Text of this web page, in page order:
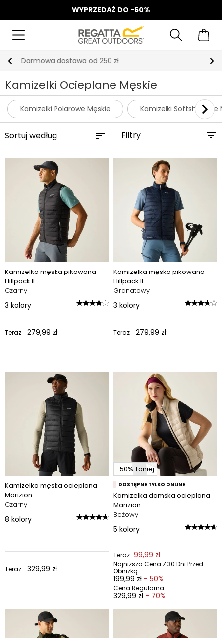
WYPRZEDAŻ DO -60%
Odbierz 15%, za zapis do Newslettera*
Kamizelki Ocieplane Męskie
Kamizelki Polarowe Męskie Kamizelki Softshellowe
Filtry
Kamizelka męska pikowana
Hillpack II
Czarny
3 kolory
Teraz 279,99 zł
Kamizelka męska pikowana
Hillpack II
Granatowy
3 kolory
Teraz 279,99 zł
Kamizelka męska ocieplana
Marizion
Czarny
8 kolory
Teraz 329,99 zł
-50% Taniej
DOSTĘPNE TYLKO ONLINE
Kamizelka damska ocieplana
Marizion
Beżowy
5 kolory
Teraz 99,99 zł
Najniższa Cena Z 30 Dni Przed
Obniżką
199,99 zł - 50%
Cena Regularna
329,99 zł - 70%